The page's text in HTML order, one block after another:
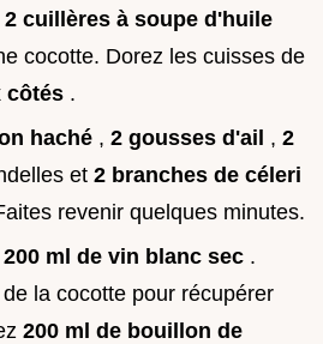
2 cuillères à soupe d'huile
cocotte. Dorez les cuisses de
côtés .
haché , 2 gousses d'ail , 2
et 2 branches de céleri
revenir quelques minutes.
200 ml de vin blanc sec .
la cocotte pour récupérer
200 ml de bouillon de